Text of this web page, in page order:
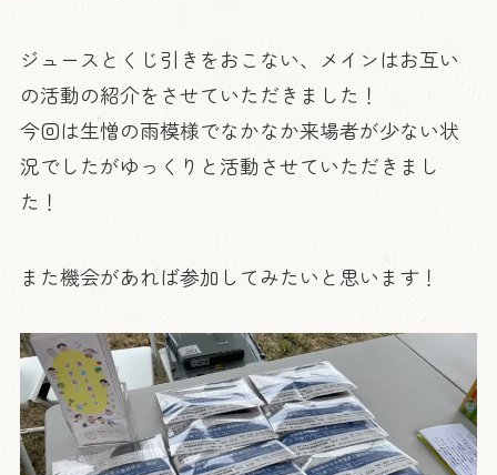
ジュースとくじ引きをおこない、メインはお互い
の活動の紹介をさせていただきました！
今回は生憎の雨模様でなかなか来場者が少ない状
況でしたがゆっくりと活動させていただきまし
た！
また機会があれば参加してみたいと思います！